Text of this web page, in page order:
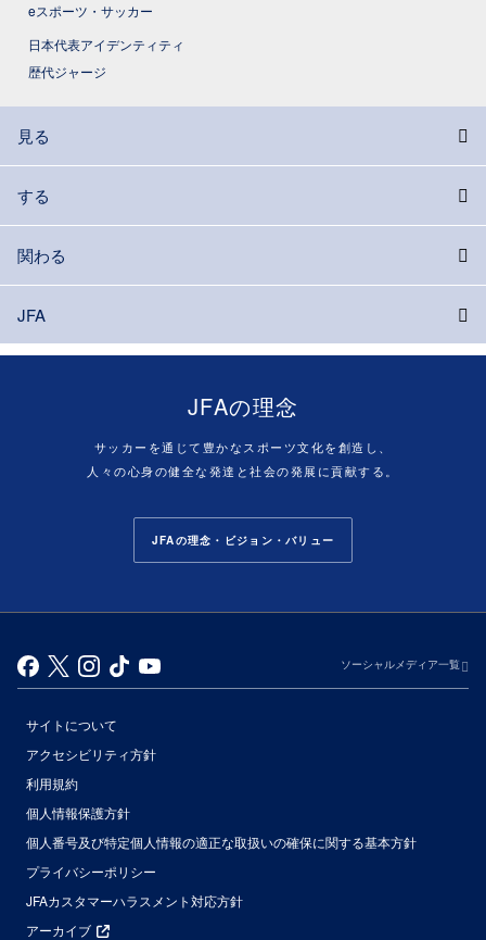
eスポーツ・サッカー
日本代表アイデンティティ
歴代ジャージ
見る
する
関わる
JFA
JFAの理念
サッカーを通じて豊かなスポーツ文化を創造し、
人々の心身の健全な発達と社会の発展に貢献する。
JFAの理念・ビジョン・バリュー
ソーシャルメディア一覧
サイトについて
アクセシビリティ方針
利用規約
個人情報保護方針
個人番号及び特定個人情報の適正な取扱いの確保に関する基本方針
プライバシーポリシー
JFAカスタマーハラスメント対応方針
アーカイブ